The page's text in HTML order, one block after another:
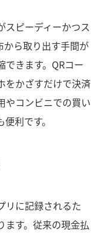
スピーディーかつス
から取り出す手間が
きます。QRコー
をかざすだけで決済
やコンビニでの買い
利です。
リに記録されるた
ます。従来の現金払